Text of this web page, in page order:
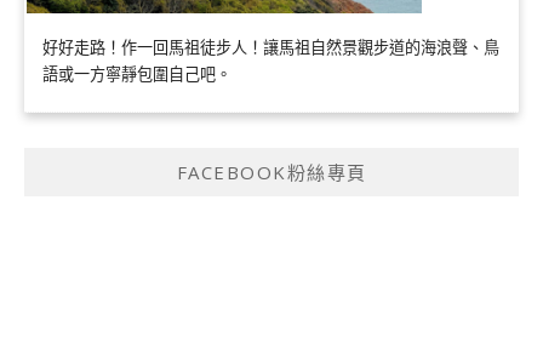
好好走路！作一回馬祖徒步人！讓馬祖自然景觀步道的海浪聲、鳥
語或一方寧靜包圍自己吧。
FACEBOOK粉絲專頁